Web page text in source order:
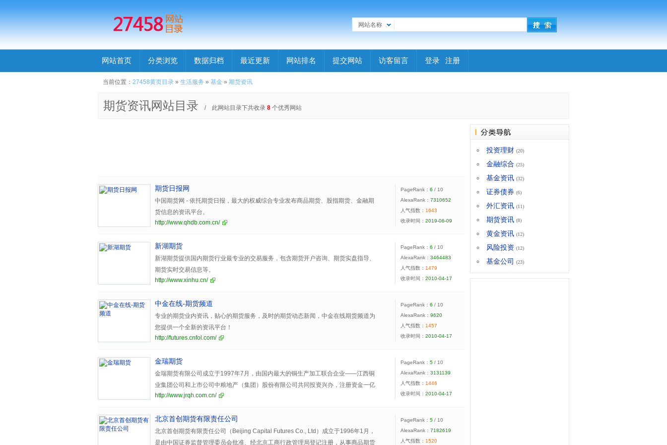
网站名称
网站首页 分类浏览 数据归档 最近更新 网站排名 提交网站 访客留言 登录 | 注册
当前位置： 27458黄页目录 » 生活服务 » 基金 » 期货资讯
期货资讯网站目录 / 此网站目录下共收录 8 个优秀网站
期货日报网
中国期货网 - 依托期货日报，最大的权威综合专业发布商品期货、股指期货、金融期
货信息的资讯平台。
http://www.qhdb.com.cn/
PageRank： 6 / 10
AlexaRank： 7310652
人气指数： 1643
收录时间： 2019-06-09
新湖期货
新湖期货提供国内期货行业最专业的交易服务，包含期货开户咨询、期货实盘指导、
期货实时交易信息等。
http://www.xinhu.cn/
PageRank： 6 / 10
AlexaRank： 3464483
人气指数： 1479
收录时间： 2010-04-17
中金在线-期货频道
专业的期货业内资讯，贴心的期货服务，及时的期货动态新闻，中金在线期货频道为
您提供一个全新的资讯平台！
http://futures.cnfol.com/
PageRank： 6 / 10
AlexaRank： 9620
人气指数： 1457
收录时间： 2010-04-17
金瑞期货
金瑞期货有限公司成立于1997年7月，由国内最大的铜生产加工联合企业――江西铜
业集团公司和上市公司中粮地产（集团）股份有限公司共同投资兴办，注册资金一亿
元人民币。其中，江西铜业集团占股46%，江铜南方总公司占股44%，中粮地产（集
http://www.jrqh.com.cn/
PageRank： 5 / 10
AlexaRank： 3131139
人气指数： 1446
收录时间： 2010-04-17
北京首创期货有限责任公司
北京首创期货有限责任公司（Beijing Capital Futures Co., Ltd）成立于1996年1月，
是由中国证券监督管理委员会批准、经北京工商行政管理局登记注册，从事商品期货
PageRank： 5 / 10
AlexaRank： 7182619
人气指数： 1520
投资理财 (20)
金融综合 (25)
基金资讯 (32)
证券债券 (6)
外汇资讯 (11)
期货资讯 (8)
黄金资讯 (12)
风险投资 (12)
基金公司 (23)